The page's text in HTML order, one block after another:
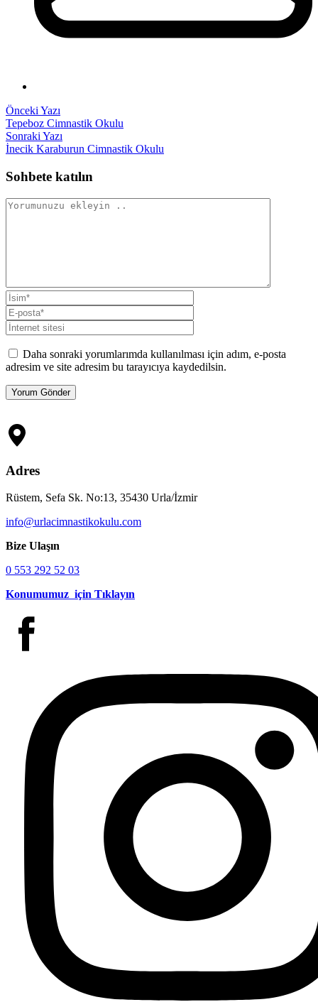
Yazı
gezinmesi
Önceki Yazı
yazı:
Tepeboz Cimnastik Okulu
Sonraki Yazı
yazı:
İnecik Karaburun Cimnastik Okulu
Sohbete katılın
Daha sonraki yorumlarımda kullanılması için adım, e-posta
adresim ve site adresim bu tarayıcıya kaydedilsin.
Adres
Rüstem, Sefa Sk. No:13, 35430 Urla/İzmir
info@urlacimnastikokulu.com
Bize Ulaşın
0 553 292 52 03
Konumumuz için Tıklayın